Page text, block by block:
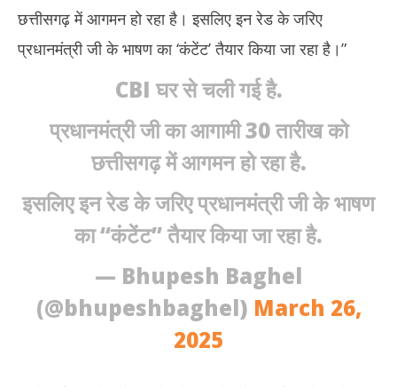
छत्तीसगढ़ में आगमन हो रहा है। इसलिए इन रेड के जरिए
प्रधानमंत्री जी के भाषण का ‘कंटेंट’ तैयार किया जा रहा है।”
CBI घर से चली गई है.
प्रधानमंत्री जी का आगामी 30 तारीख को
छत्तीसगढ़ में आगमन हो रहा है.
इसलिए इन रेड के जरिए प्रधानमंत्री जी के भाषण
का “कंटेंट” तैयार किया जा रहा है.
— Bhupesh Baghel
(@bhupeshbaghel) March 26,
2025